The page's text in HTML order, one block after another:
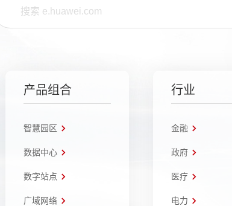
产品组合
智慧园区
数据中心
数字站点
广域网络
行业
金融
政府
医疗
电力